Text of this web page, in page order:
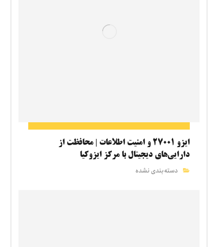
ایزو ۲۷۰۰۱ و امنیت اطلاعات | محافظت از
دارایی‌های دیجیتال با مرکز ایزوکیا
دسته‌بندی نشده